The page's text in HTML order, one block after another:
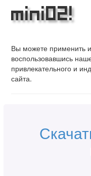
mini02!
Вы можете применить
воспользовавшись
привлекательного и
сайта.